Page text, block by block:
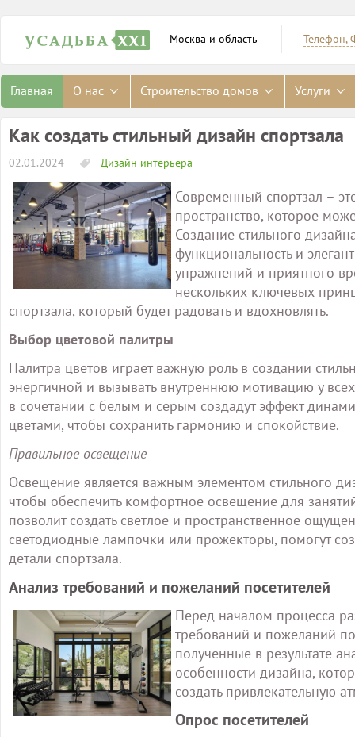
Телефон,
Москва и область
Главная О нас Строительство домов Услуги
Как создать стильный дизайн спортзала
02.01.2024 Дизайн интерьера
Современный спортзал –
пространство, которое
Создание стильного
функциональность и
упражнений и приятного
нескольких ключевых
спортзала, который будет радовать и вдохновлять.
Выбор цветовой палитры
Палитра цветов играет важную роль в создании
энергичной и вызывать внутреннюю мотивацию у
в сочетании с белым и серым создадут эффект
цветами, чтобы сохранить гармонию и спокойствие.
Правильное освещение
Освещение является важным элементом стильного
чтобы обеспечить комфортное освещение для
позволит создать светлое и пространственное
светодиодные лампочки или прожекторы, помогут
детали спортзала.
Анализ требований и пожеланий посетителей
Перед началом процесса
требований и пожеланий
полученные в результате
особенности дизайна,
создать привлекательную
Опрос посетителей